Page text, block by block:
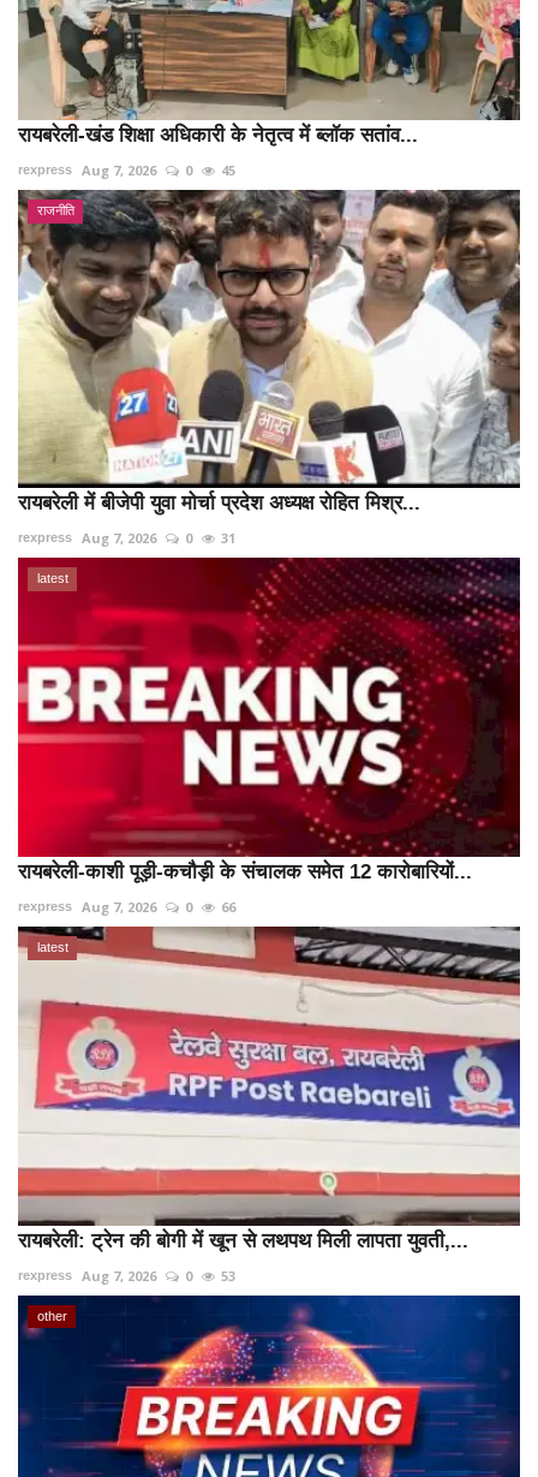
रायबरेली-खंड शिक्षा अधिकारी के नेतृत्व में ब्लॉक सतांव...
rexpress Aug 7, 2026 0 45
राजनीति
रायबरेली में बीजेपी युवा मोर्चा प्रदेश अध्यक्ष रोहित मिश्र...
rexpress Aug 7, 2026 0 31
latest
रायबरेली-काशी पूड़ी-कचौड़ी के संचालक समेत 12 कारोबारियों...
rexpress Aug 7, 2026 0 66
latest
रायबरेली: ट्रेन की बोगी में खून से लथपथ मिली लापता युवती,...
rexpress Aug 7, 2026 0 53
other